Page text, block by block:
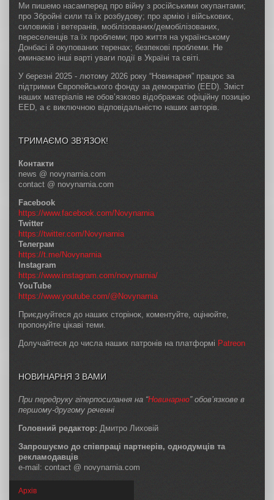
Ми пишемо насамперед про війну з російськими окупантами;
про Збройні сили та їх розбудову; про армію і військових,
силовиків і ветеранів, мобілізованих/демобілізованих,
переселенців та їх проблеми; про життя на українському
Донбасі й окупованих теренах; безпекові проблеми. Не
оминаємо інші варті уваги події в Україні та світі.
У березні 2025 - лютому 2026 року “Новинарня” працює за
підтримки Європейського фонду за демократію (EED). Зміст
наших матеріалів не обов’язково відображає офіційну позицію
EED, а є виключною відповідальністю наших авторів.
ТРИМАЄМО ЗВ’ЯЗОК!
Контакти
news @ novynarnia.com
contact @ novynarnia.com
Facebook
https://www.facebook.com/Novynarnia
Twitter
https://twitter.com/Novynarnia
Телеграм
https://t.me/Novynarnia
Instagram
https://www.instagram.com/novynarnia/
YouTube
https://www.youtube.com/@Novynarnia
Приєднуйтеся до наших сторінок, коментуйте, оцінюйте,
пропонуйте цікаві теми.
Долучайтеся до числа наших патронів на платформі Patreon
НОВИНАРНЯ З ВАМИ
При передруку гіперпосилання на “Новинарню” обов’язкове в
першому-другому реченні
Головний редактор: Дмитро Лиховій
Запрошуємо до співпраці партнерів, однодумців та
рекламодавців
e-mail: contact @ novynarnia.com
Архів